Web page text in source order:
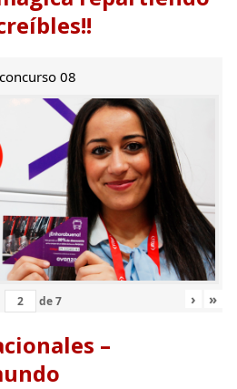
concurso 08
de7 › »
–